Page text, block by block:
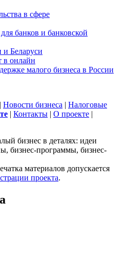
в сфере
банков и банковской
и Беларуси
в онлайн
малого бизнеса в России
| Новости бизнеса | Налоговые
| Контакты | О проекте |
бизнес в деталях: идеи
бизнес-программы, бизнес-
материалов допускается
проекта.